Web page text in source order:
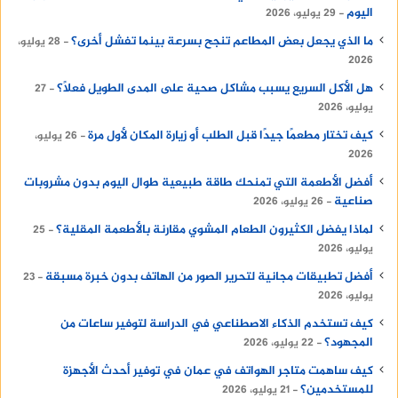
اقرأ أيضا:فروع بنك الإسكندرية بالقاهرة
جهود الهيئة لتعزيز التنمية
الاقتصادية
تعمل الهيئة على تحقيق التنمية الاقتصادية من خلال
تقديم حوافز استثمارية وتبسيط الإجراءات لجذب
المزيد من الاستثمارات.
يتمثل دور الهيئة في تعزيز الابتكار ودعم
القطاعات الحيوية مثل الطاقة المتجددة،
التكنولوجيا، والصناعات التحويلية.
كما تسهم الهيئة في تحقيق الأهداف القومية من
خلال خلق فرص عمل وزيادة حجم الصادرات.
تعد هيئة الاستثمار إحدى الركائز الأساسية في تعزيز
الاقتصاد المصري ودعم المستثمرين من خلال خدماتها
اليوم
29 يوليو، 2026
ما الذي يجعل بعض المطاعم تنجح بسرعة بينما تفشل أخرى؟
28 يوليو،
2026
هل الأكل السريع يسبب مشاكل صحية على المدى الطويل فعلًا؟ 27
يوليو، 2026
كيف تختار مطعمًا جيدًا قبل الطلب أو زيارة المكان لأول مرة
26 يوليو،
2026
أفضل الأطعمة التي تمنحك طاقة طبيعية طوال اليوم بدون مشروبات
صناعية
26 يوليو، 2026
لماذا يفضل الكثيرون الطعام المشوي مقارنة بالأطعمة المقلية؟
25
يوليو، 2026
أفضل تطبيقات مجانية لتحرير الصور من الهاتف بدون خبرة مسبقة
23
يوليو، 2026
كيف تستخدم الذكاء الاصطناعي في الدراسة لتوفير ساعات من
المجهود؟ 22 يوليو، 2026
كيف ساهمت متاجر الهواتف في عمان في توفير أحدث الأجهزة
للمستخدمين؟ 21 يوليو، 2026